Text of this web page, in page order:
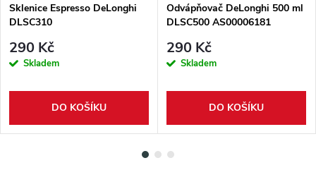
Sklenice Espresso DeLonghi
DLSC310
290 Kč
Skladem
DO KOŠÍKU
Odvápňovač DeLonghi 500 ml
DLSC500 AS00006181
290 Kč
Skladem
DO KOŠÍKU